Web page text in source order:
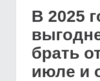
В 2025
брать
июле и